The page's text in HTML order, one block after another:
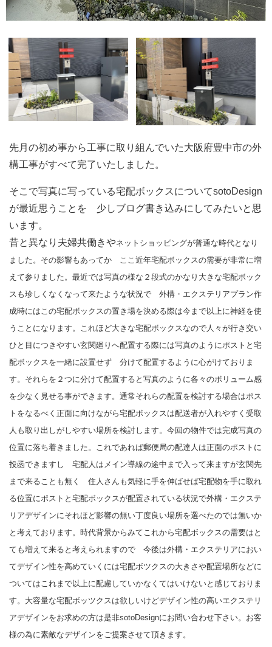
先月の初め事から工事に取り組んでいた大阪府豊中市の外
構工事がすべて完了いたしました。
そこで写真に写っている宅配ボックスについてsotoDesign
が最近思うことを 少しブログ書き込みにしてみたいと思
います。
昔と異なり夫婦共働きやネットショッピングが普通な時代となり
ました。その影響もあってか ここ近年宅配ボックスの需要が非常に増
えて参りました。最近では写真の様な２段式のかなり大きな宅配ボック
スも珍しくなくなって来たような状況で 外構・エクステリアプラン作
成時にはこの宅配ボックスの置き場を決める際は今まで以上に神経を使
うことになります。これほど大きな宅配ボックスなので人々が行き交い
ひと目につきやすい玄関廻りへ配置する際には写真のようにポストと宅
配ボックスを一緒に設置せず 分けて配置するように心がけておりま
す。それらを２つに分けて配置すると写真のように各々のボリューム感
を少なく見せる事ができます。通常それらの配置を検討する場合はポス
トをなるべく正面に向けながら宅配ボックスは配送者が入れやすく受取
人も取り出しがしやすい場所を検討します。今回の物件では完成写真の
位置に落ち着きました。これであれば郵便局の配達人は正面のポストに
投函できますし 宅配人はメイン導線の途中まで入って来ますが玄関先
まで来ることも無く 住人さんも気軽に手を伸ばせば宅配物を手に取れ
る位置にポストと宅配ボックスが配置されている状況で外構・エクステ
リアデザインにそれほど影響の無い丁度良い場所を選べたのでは無いか
と考えております。時代背景からみてこれから宅配ボックスの需要はと
ても増えて来ると考えられますので 今後は外構・エクステリアにおい
てデザイン性を高めていくには宅配ボツクスの大きさや配置場所などに
ついてはこれまで以上に配慮していかなくてはいけないと感じておりま
す。大容量な宅配ボッツクスは欲しいけどデザイン性の高いエクステリ
アデザインをお求めの方は是非sotoDesignにお問い合わせ下さい。お客
様の為に素敵なデザインをご提案させて頂きます。